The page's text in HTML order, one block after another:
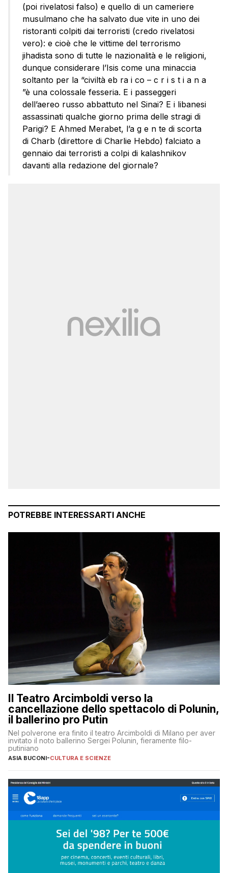
(poi rivelatosi falso) e quello di un cameriere
musulmano che ha salvato due vite in uno dei
ristoranti colpiti dai terroristi (credo rivelatosi
vero): e cioè che le vittime del terrorismo
jihadista sono di tutte le nazionalità e le religioni,
dunque considerare l’Isis come una minaccia
soltanto per la “civiltà eb ra i co – c r i s t i a n a
”è una colossale fesseria. E i passeggeri
dell’aereo russo abbattuto nel Sinai? E i libanesi
assassinati qualche giorno prima delle stragi di
Parigi? E Ahmed Merabet, l’a g e n te di scorta
di Charb (direttore di Charlie Hebdo) falciato a
gennaio dai terroristi a colpi di kalashnikov
davanti alla redazione del giornale?
POTREBBE INTERESSARTI ANCHE
Il Teatro Arcimboldi verso la
cancellazione dello spettacolo di Polunin,
il ballerino pro Putin
Nel polverone era finito il teatro Arcimboldi di Milano per aver
invitato il noto ballerino Sergei Polunin, fieramente filo-
putiniano
ASIA BUCONI-CULTURA E SCIENZE